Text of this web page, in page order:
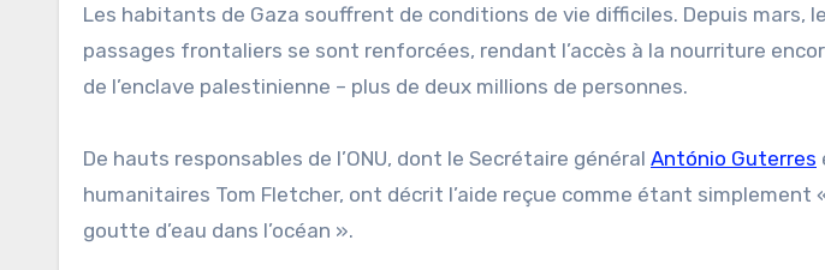
Les habitants de Gaza souffrent de conditions de vie difficiles. Depuis mars,
passages frontaliers se sont renforcées, rendant l’accès à la nourriture
de l’enclave palestinienne – plus de deux millions de personnes.
De hauts responsables de l’ONU, dont le Secrétaire général António Guterres
humanitaires Tom Fletcher, ont décrit l’aide reçue comme étant simplement
goutte d’eau dans l’océan ».